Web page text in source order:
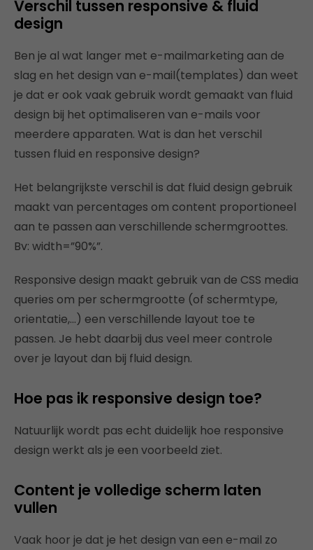
Verschil tussen responsive & fluid
design
Ben je al wat langer met e-mailmarketing aan de
slag en het design van e-mail(templates) dan weet
je dat er ook vaak gebruik wordt gemaakt van fluid
design bij het optimaliseren van e-mails voor
meerdere apparaten. Wat is dan het verschil
tussen fluid en responsive design?
Het belangrijkste verschil is dat fluid design gebruik
maakt van percentages om content proportioneel
aan te passen aan verschillende schermgroottes.
Bv: width=”90%”.
Responsive design maakt gebruik van de CSS media
queries om per schermgrootte (of schermtype,
orientatie,…) een verschillende layout toe te
passen. Je hebt daarbij dus veel meer controle
over je layout dan bij fluid design.
Hoe pas ik responsive design toe?
Natuurlijk wordt pas echt duidelijk hoe responsive
design werkt als je een voorbeeld ziet.
Content je volledige scherm laten
vullen
Vaak hoor je dat je het design van een e-mail zo